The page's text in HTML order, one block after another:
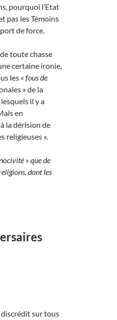
pourquoi l’Etat
pas les Témoins
de force.
toute chasse
certaine ironie,
les « fous de
» de la
il y a
en
la dérision de
religieuses ».
» que de
dont les
sur tous